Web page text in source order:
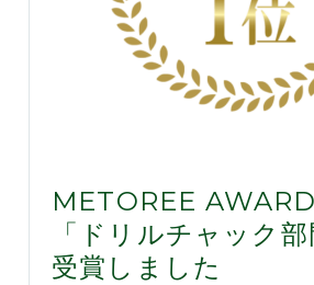
METOREE
「ドリルチャック
受賞しました